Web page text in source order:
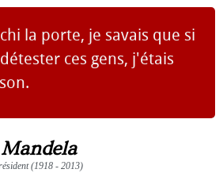
la porte, je savais que si
ces gens, j'étais
(1918 - 2013)